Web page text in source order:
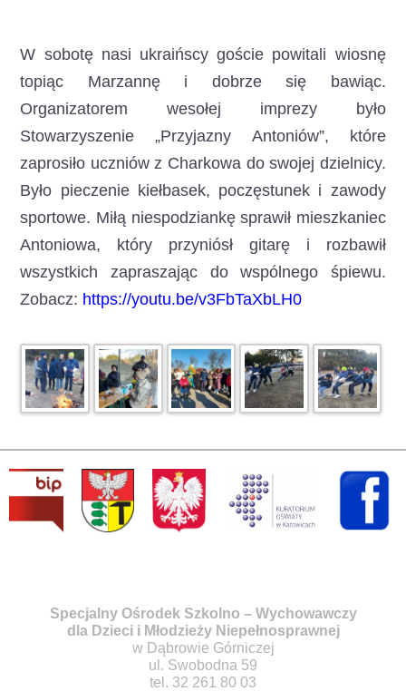
W sobotę nasi ukraińscy goście powitali wiosnę
topiąc Marzannę i dobrze się bawiąc.
Organizatorem wesołej imprezy było
Stowarzyszenie „Przyjazny Antoniów”, które
zaprosiło uczniów z Charkowa do swojej dzielnicy.
Było pieczenie kiełbasek, poczęstunek i zawody
sportowe. Miłą niespodziankę sprawił mieszkaniec
Antoniowa, który przyniósł gitarę i rozbawił
wszystkich zapraszając do wspólnego śpiewu.
Zobacz: https://youtu.be/v3FbTaXbLH0
Specjalny Ośrodek Szkolno – Wychowawczy
dla Dzieci i Młodzieży Niepełnosprawnej
w Dąbrowie Górniczej
ul. Swobodna 59
tel. 32 261 80 03